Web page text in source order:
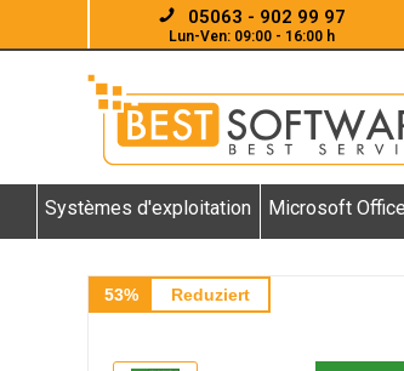
05063 - 902 99 97
Lun-Ven: 09:00 - 16:00 h
Systèmes d'exploitation Microsoft Office
53% Reduziert